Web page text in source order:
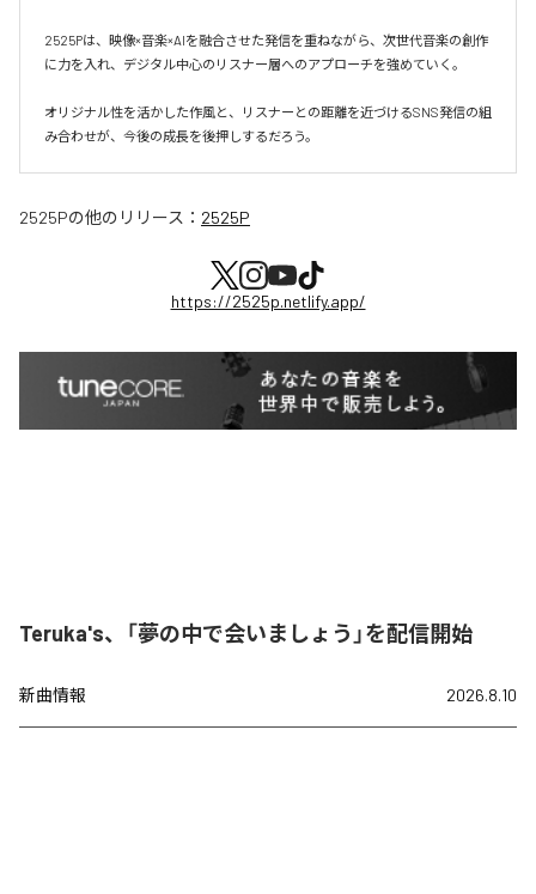
2525Pは、映像×音楽×AIを融合させた発信を重ねながら、次世代音楽の創作
に力を入れ、デジタル中心のリスナー層へのアプローチを強めていく。
オリジナル性を活かした作風と、リスナーとの距離を近づけるSNS発信の組
み合わせが、今後の成長を後押しするだろう。
2525Pの他のリリース： 2525P
https://2525p.netlify.app/
Teruka's、「夢の中で会いましょう」を配信開始
新曲情報 2026.8.10